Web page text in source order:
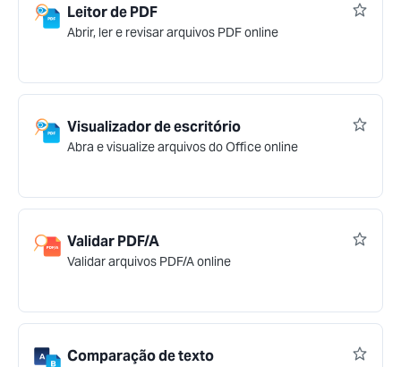
Leitor de PDF
Abrir, ler e revisar arquivos PDF online
Visualizador de escritório
Abra e visualize arquivos do Office online
Validar PDF/A
Validar arquivos PDF/A online
Comparação de texto